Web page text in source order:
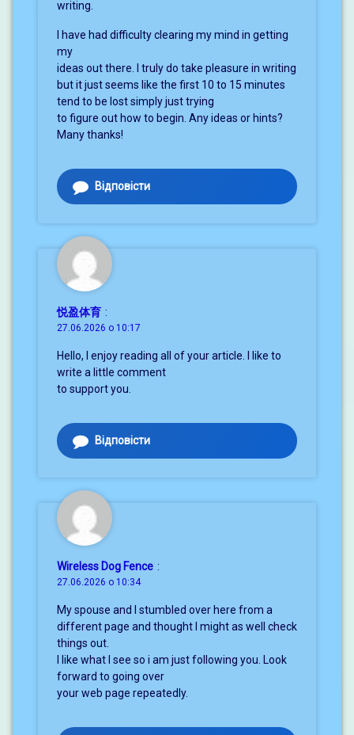
writing.
I have had difficulty clearing my mind in getting
my
ideas out there. I truly do take pleasure in writing
but it just seems like the first 10 to 15 minutes
tend to be lost simply just trying
to figure out how to begin. Any ideas or hints?
Many thanks!
Відповісти
悦盈体育 :
27.06.2026 о 10:17
Hello, I enjoy reading all of your article. I like to
write a little comment
to support you.
Відповісти
Wireless Dog Fence :
27.06.2026 о 10:34
My spouse and I stumbled over here from a
different page and thought I might as well check
things out.
I like what I see so i am just following you. Look
forward to going over
your web page repeatedly.